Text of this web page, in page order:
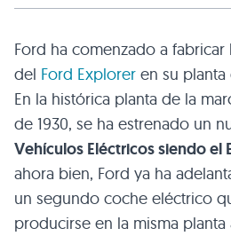
Ford ha comenzado a
del Ford Explorer en su planta
En la histórica planta de la
de 1930, se ha estrenado un
Vehículos Eléctricos siendo el
ahora bien, Ford ya ha
un segundo coche eléctrico
producirse en la misma